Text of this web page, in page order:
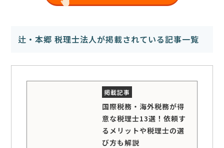
辻・本郷 税理士法人が掲載されている記事一覧
国際税務・海外税務が得
意な税理士13選！依頼す
るメリットや税理士の選
び方も解説